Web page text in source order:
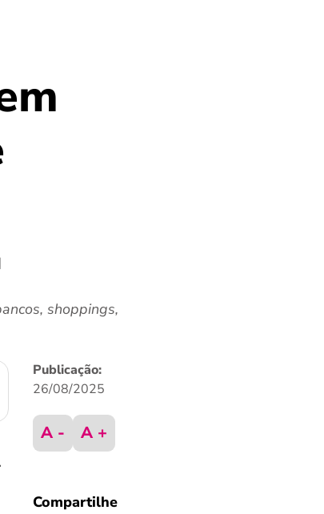
shoppings,
Publicação:
26/08/2025
A - A +
Compartilhe